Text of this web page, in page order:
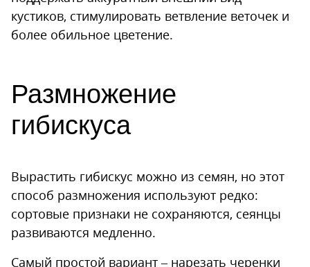
кустиков, стимулировать ветвление веточек и
более обильное цветение.
Размножение
гибискуса
Вырастить гибискус можно из семян, но этот
способ размножения используют редко:
сортовые признаки не сохраняются, сеянцы
развиваются медленно.
Самый простой вариант – нарезать черенки